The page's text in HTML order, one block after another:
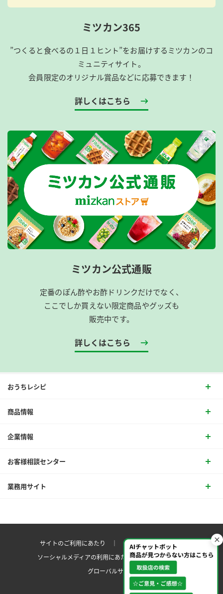
ミツカン365
”つくると食べるの１日１ヒント”をお届けするミツカンのコ
ミュニティサイト。
会員限定のオリジナル賞品などに応募できます！
詳しくはこちら
ミツカン公式通販
定番のぽん酢やお酢ドリンクだけでなく、
ここでしか買えない限定商品やグッズも
販売中です。
詳しくはこちら
おうちレシピ
商品情報
企業情報
お客様相談センター
業務用サイト
サイトのご利用にあたり ｜プライバシーポリシー
ソーシャルメディアの利用にあたりサイトマップ ｜
グローバルサイト